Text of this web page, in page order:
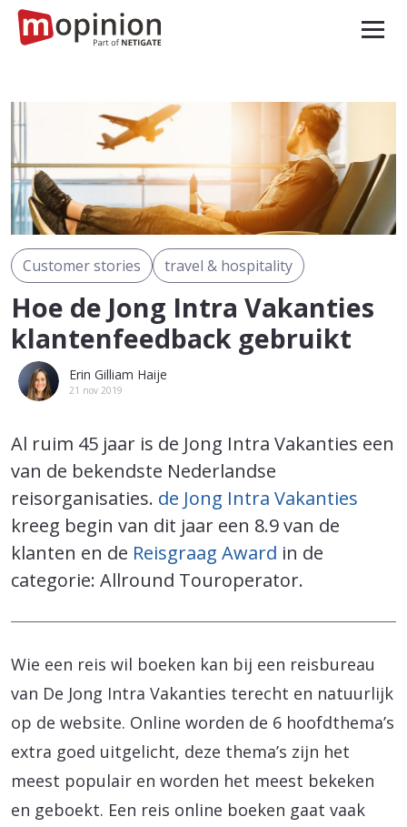
Customer stories travel & hospitality
Hoe de Jong Intra Vakanties
klantenfeedback gebruikt
Erin Gilliam Haije
21 nov 2019
Al ruim 45 jaar is de Jong Intra Vakanties een
van de bekendste Nederlandse
reisorganisaties. de Jong Intra Vakanties
kreeg begin van dit jaar een 8.9 van de
klanten en de Reisgraag Award in de
categorie: Allround Touroperator.
Wie een reis wil boeken kan bij een reisbureau
van De Jong Intra Vakanties terecht en natuurlijk
op de website. Online worden de 6 hoofdthema’s
extra goed uitgelicht, deze thema’s zijn het
meest populair en worden het meest bekeken
en geboekt. Een reis online boeken gaat vaak